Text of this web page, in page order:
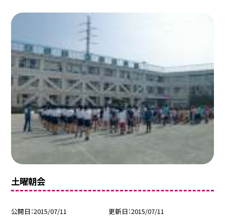
土曜朝会
公開日 2015/07/11 更新日 2015/07/11